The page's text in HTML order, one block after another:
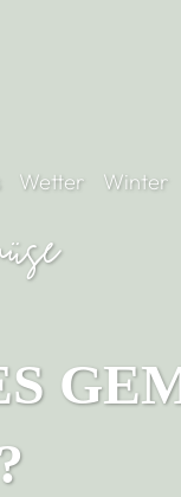
Wetter Winter